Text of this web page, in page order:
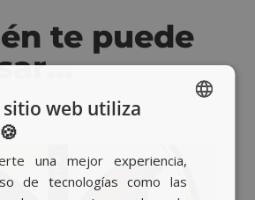
te puede
BASQUE
web utiliza
una mejor experiencia,
de tecnologías como las